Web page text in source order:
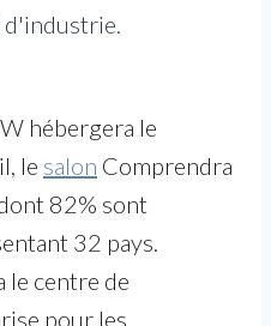
d'industrie.
hébergera le
le salon Comprendra
82% sont
32 pays.
le centre de
pour les